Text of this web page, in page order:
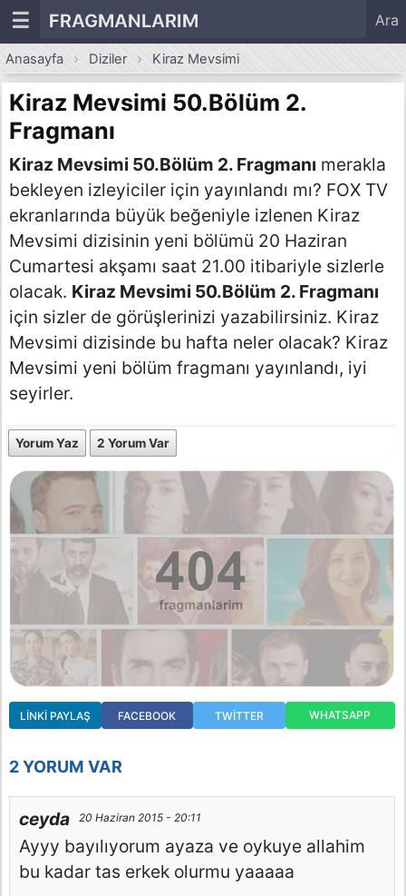
☰ FRAGMANLARIM Ara
Anasayfa Diziler Kiraz Mevsimi
Kiraz Mevsimi 50.Bölüm 2.
Fragmanı
Kiraz Mevsimi 50.Bölüm 2. Fragmanı merakla
bekleyen izleyiciler için yayınlandı mı? FOX TV
ekranlarında büyük beğeniyle izlenen Kiraz
Mevsimi dizisinin yeni bölümü 20 Haziran
Cumartesi akşamı saat 21.00 itibariyle sizlerle
olacak. Kiraz Mevsimi 50.Bölüm 2. Fragmanı
için sizler de görüşlerinizi yazabilirsiniz. Kiraz
Mevsimi dizisinde bu hafta neler olacak? Kiraz
Mevsimi yeni bölüm fragmanı yayınlandı, iyi
seyirler.
Yorum Yaz 2 Yorum Var
LINKI PAYLAŞ FACEBOOK TWITTER WHATSAPP
2 YORUM VAR
ceyda 20 Haziran 2015 - 20:11
Ayyy bayılıyorum ayaza ve oykuye allahim
bu kadar tas erkek olurmu yaaaaa